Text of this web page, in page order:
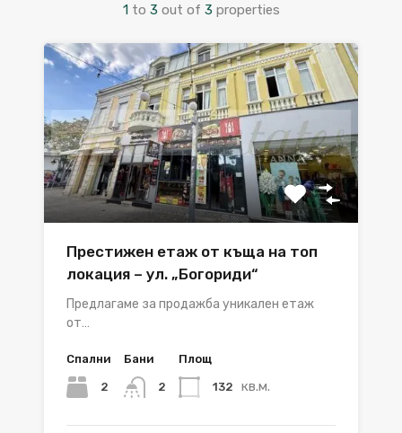
1 to 3 out of 3 properties
Престижен етаж от къща на топ
локация – ул. „Богориди“
Предлагаме за продажба уникален етаж
от…
Спални
2
Бани
2
Площ
132 кв.м.